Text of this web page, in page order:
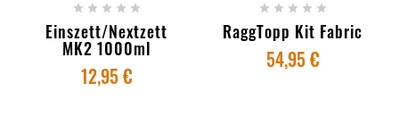
    
Einszett/Nextzett
MK2 1000ml
12,95 €
    
RaggTopp Kit Fabric
54,95 €